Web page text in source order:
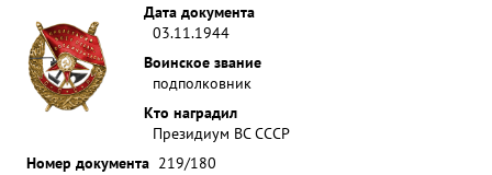
Дата документа
03.11.1944
Воинское звание
подполковник
Кто наградил
Президиум ВС СССР
Номер документа 219/180